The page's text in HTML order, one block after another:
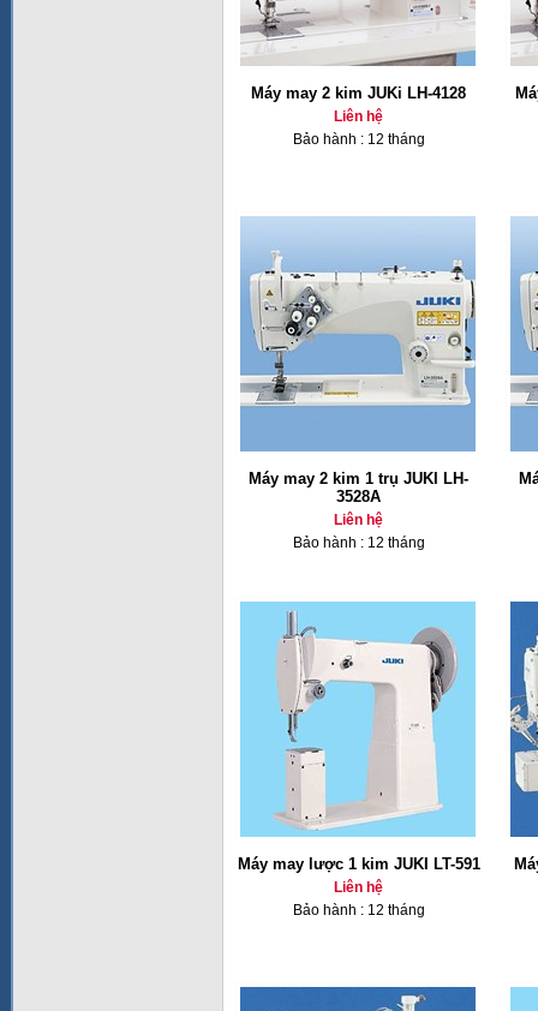
Máy may 2 kim JUKi LH-4128
Liên hệ
Bảo hành : 12 tháng
Máy may 2 kim 1 trụ JUKI LH-
3528A
Liên hệ
Bảo hành : 12 tháng
Máy may lược 1 kim JUKI LT-591
Liên hệ
Bảo hành : 12 tháng